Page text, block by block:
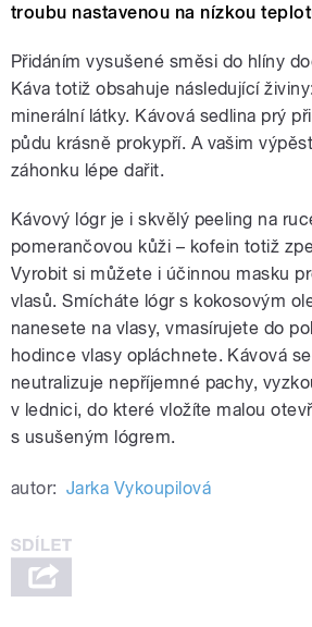
troubu nastavenou na nízkou
Přidáním vysušené směsi do hlíny
Káva totiž obsahuje následující
minerální látky. Kávová sedlina prý
půdu krásně prokypří. A vašim
záhonku lépe dařit.
Kávový lógr je i skvělý peeling na
pomerančovou kůži – kofein totiž
Vyrobit si můžete i účinnou masku
vlasů. Smícháte lógr s kokosovým
nanesete na vlasy, vmasírujete do
hodince vlasy opláchnete. Kávová
neutralizuje nepříjemné pachy,
v lednici, do které vložíte malou
s usušeným lógrem.
autor: Jarka Vykoupilová